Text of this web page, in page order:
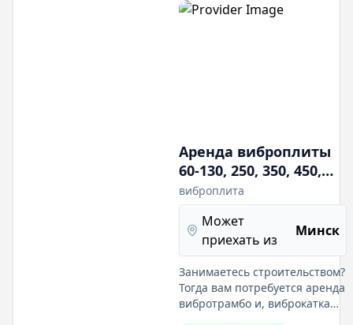
Аренда виброплиты
60-130, 250, 350, 450,
800 кг,
вибротрамбовки
(нога) 80 кг,
виброкатка
тратуарного
самоходного
двухвальцового 800
виброплита
Может
приехать из
Минск
Занимаетесь строительством?
Тогда вам потребуется аренда
вибротрамбо и, виброкатка